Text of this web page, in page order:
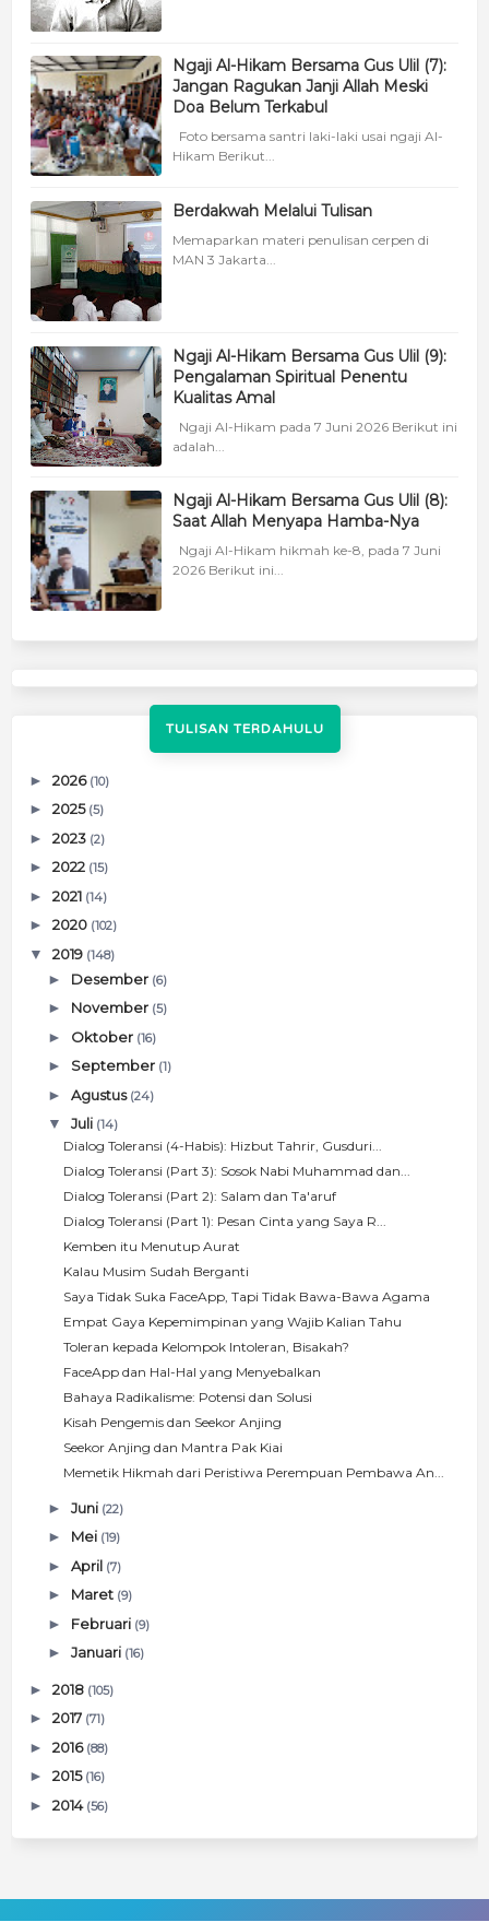
Ngaji Al-Hikam Bersama Gus Ulil (7):
Jangan Ragukan Janji Allah Meski
Doa Belum Terkabul
Foto bersama santri laki-laki usai ngaji Al-
Hikam Berikut...
Berdakwah Melalui Tulisan
Memaparkan materi penulisan cerpen di
MAN 3 Jakarta...
Ngaji Al-Hikam Bersama Gus Ulil (9):
Pengalaman Spiritual Penentu
Kualitas Amal
Ngaji Al-Hikam pada 7 Juni 2026 Berikut ini
adalah...
Ngaji Al-Hikam Bersama Gus Ulil (8):
Saat Allah Menyapa Hamba-Nya
Ngaji Al-Hikam hikmah ke-8, pada 7 Juni
2026 Berikut ini...
TULISAN TERDAHULU
► 2026 (10)
► 2025 (5)
► 2023 (2)
► 2022 (15)
► 2021 (14)
► 2020 (102)
▼ 2019 (148)
► Desember (6)
► November (5)
► Oktober (16)
► September (1)
► Agustus (24)
▼ Juli (14)
Dialog Toleransi (4-Habis): Hizbut Tahrir, Gusduri...
Dialog Toleransi (Part 3): Sosok Nabi Muhammad dan...
Dialog Toleransi (Part 2): Salam dan Ta'aruf
Dialog Toleransi (Part 1): Pesan Cinta yang Saya R...
Kemben itu Menutup Aurat
Kalau Musim Sudah Berganti
Saya Tidak Suka FaceApp, Tapi Tidak Bawa-Bawa Agama
Empat Gaya Kepemimpinan yang Wajib Kalian Tahu
Toleran kepada Kelompok Intoleran, Bisakah?
FaceApp dan Hal-Hal yang Menyebalkan
Bahaya Radikalisme: Potensi dan Solusi
Kisah Pengemis dan Seekor Anjing
Seekor Anjing dan Mantra Pak Kiai
Memetik Hikmah dari Peristiwa Perempuan Pembawa An...
► Juni (22)
► Mei (19)
► April (7)
► Maret (9)
► Februari (9)
► Januari (16)
► 2018 (105)
► 2017 (71)
► 2016 (88)
► 2015 (16)
► 2014 (56)